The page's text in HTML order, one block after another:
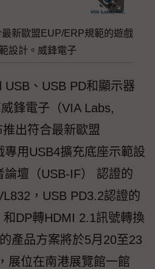
新歐盟EUP/ERP規範的遊戲
設計。威鋒電子
USB、USB PD和顯示器
鋒電子（VIA Labs,
出符合最新歐盟
專用USB4擴充底座示範設
論壇（USB-IF） 認證的
，USB PD3.2認證的
DP轉HDMI 2.1訊號轉換
產品方案將於5月20至23
展位在南港展覽館一館